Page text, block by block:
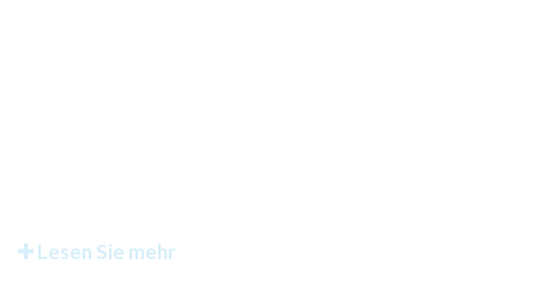
Lesen Sie mehr